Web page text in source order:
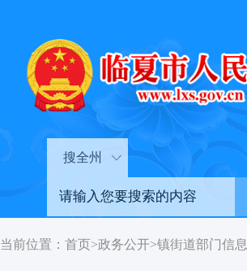
搜全州
当前位置： 首页>政务公开>镇街道部门信息